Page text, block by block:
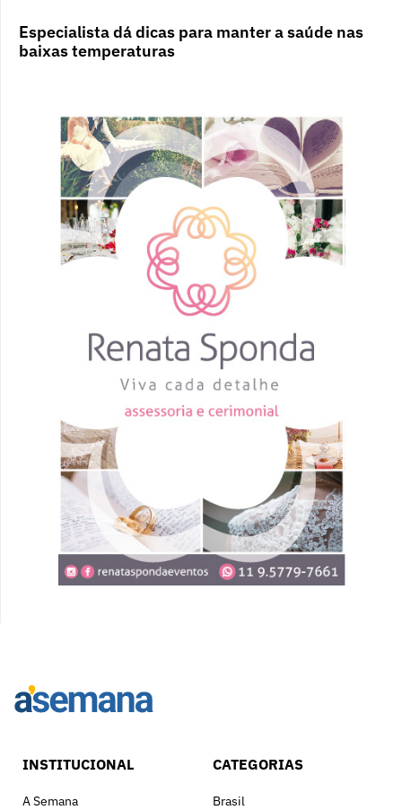
Especialista dá dicas para manter a saúde nas
baixas temperaturas
INSTITUCIONAL
A Semana
CATEGORIAS
Brasil